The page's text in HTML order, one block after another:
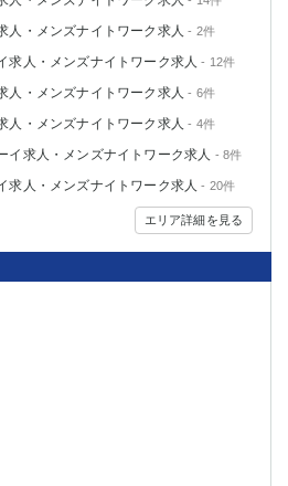
人・メンズナイトワーク求人 - 2件
求人・メンズナイトワーク求人 - 12件
人・メンズナイトワーク求人 - 6件
人・メンズナイトワーク求人 - 4件
イ求人・メンズナイトワーク求人 - 8件
求人・メンズナイトワーク求人 - 20件
エリア詳細を見る